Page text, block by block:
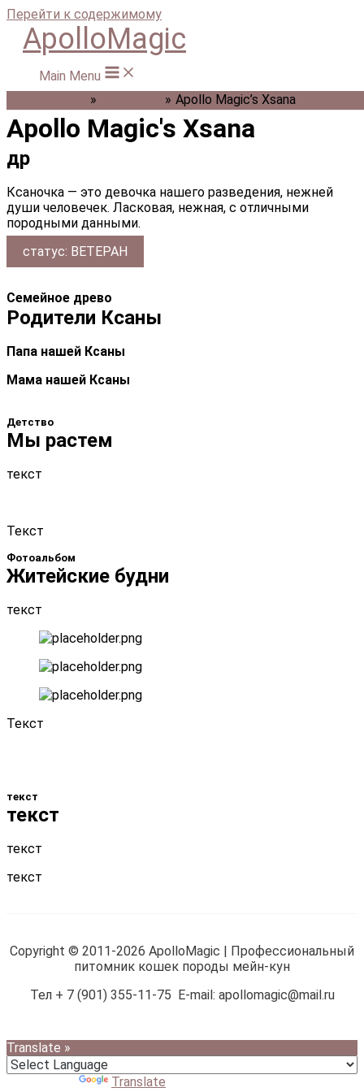
Перейти к содержимому
ApolloMagic
Main Menu
Apollo Magic’s Xsana
Apollo Magic's Xsana
др
Ксаночка — это девочка нашего разведения, нежней
души человечек. Ласковая, нежная, с отличными
породными данными.
статус: ВЕТЕРАН
Семейное древо
Родители Ксаны
Папа нашей Ксаны
Мама нашей Ксаны
Детство
Мы растем
текст
Текст
Фотоальбом
Житейские будни
текст
Текст
текст
текст
текст
текст
Copyright © 2011-2026 ApolloMagic | Профессиональный
питомник кошек породы мейн-кун
Тел + 7 (901) 355-11-75 E-mail: apollomagic@mail.ru
Translate »
Translate